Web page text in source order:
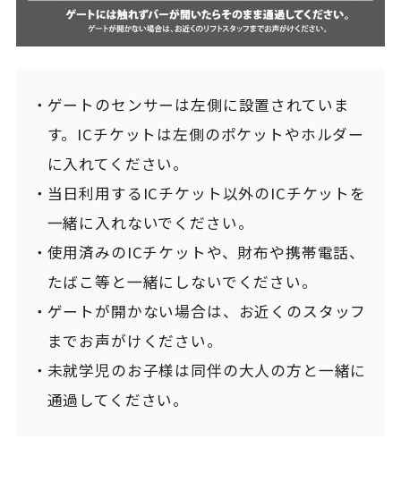
ゲートのセンサーは左側に設置されていま
す。ICチケットは左側のポケットやホルダー
に入れてください。
当日利用するICチケット以外のICチケットを
一緒に入れないでください。
使用済みのICチケットや、財布や携帯電話、
たばこ等と一緒にしないでください。
ゲートが開かない場合は、お近くのスタッフ
までお声がけください。
未就学児のお子様は同伴の大人の方と一緒に
通過してください。